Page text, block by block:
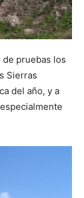
pruebas los
Sierras
del año, y a